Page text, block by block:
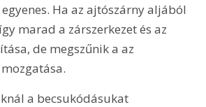
Ha az ajtószárny aljából
marad a zárszerkezet és az
de megszűnik a az
a becsukódásukat